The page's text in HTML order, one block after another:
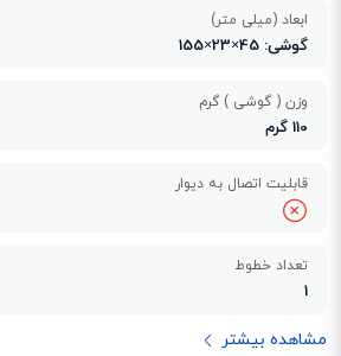
ابعاد (میلی متر)
گوشی: 45×23×155
وزن ( گوشی ) گرم
110 گرم
قابلیت اتصال به دیوار
تعداد خطوط
مشاهده بیشتر